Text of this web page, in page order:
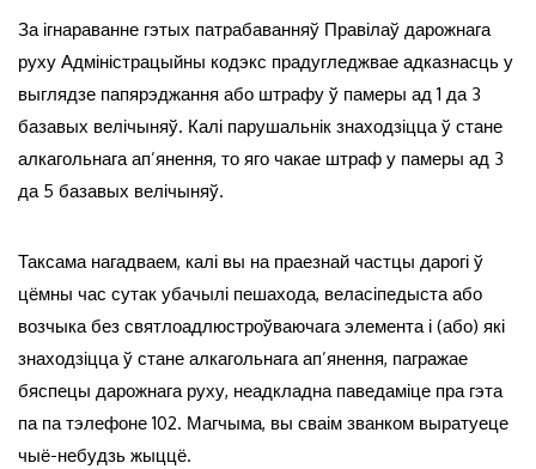
За ігнараванне гэтых патрабаванняў Правілаў дарожнага
руху Адміністрацыйны кодэкс прадугледжвае адказнасць у
выглядзе папярэджання або штрафу ў памеры ад 1 да 3
базавых велічыняў. Калі парушальнік знаходзіцца ў стане
алкагольнага ап’янення, то яго чакае штраф у памеры ад 3
да 5 базавых велічыняў.
Таксама нагадваем, калі вы на праезнай частцы дарогі ў
цёмны час сутак убачылі пешахода, веласіпедыста або
возчыка без святлоадлюстроўваючага элемента і (або) які
знаходзіцца ў стане алкагольнага ап’янення, пагражае
бяспецы дарожнага руху, неадкладна паведаміце пра гэта
па па тэлефоне 102. Магчыма, вы сваім званком выратуеце
чыё-небудзь жыццё.